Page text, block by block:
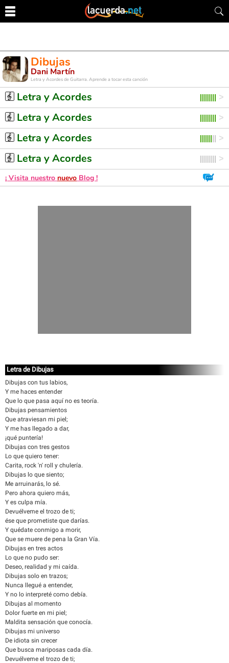
Dibujas
Dani Martín
Letra y Acordes de Guitarra. Aprende a tocar esta canción
Letra y Acordes
Letra y Acordes
Letra y Acordes
Letra y Acordes
¡ Visita nuestro nuevo Blog !
Letra de Dibujas
Dibujas con tus labios,
Y me haces entender
Que lo que pasa aquí no es teoría.
Dibujas pensamientos
Que atraviesan mi piel;
Y me has llegado a dar,
¡qué puntería!
Dibujas con tres gestos
Lo que quiero tener:
Carita, rock 'n' roll y chulería.
Dibujas lo que siento;
Me arruinarás, lo sé.
Pero ahora quiero más,
Y es culpa mía.
Devuélveme el trozo de ti;
ése que prometiste que darías.
Y quédate conmigo a morir,
Que se muere de pena la Gran Vía.
Dibujas en tres actos
Lo que no pudo ser:
Deseo, realidad y mi caída.
Dibujas solo en trazos;
Nunca llegué a entender,
Y no lo interpreté como debía.
Dibujas al momento
Dolor fuerte en mi piel;
Maldita sensación que conocía.
Dibujas mi universo
De idiota sin crecer
Que busca mariposas cada día.
Devuélveme el trozo de ti;